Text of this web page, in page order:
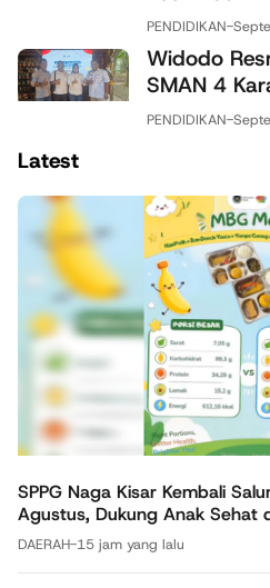
PENDIDIKAN-
Widodo
SMAN 4
PENDIDIKAN-
Latest
SPPG Naga Kisar Kembali
Agustus, Dukung Anak Sehat
DAERAH-15 jam yang lalu